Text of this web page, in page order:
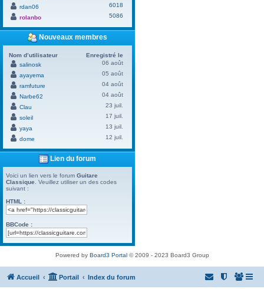
rdan06
6018
rolanbo
5086
Nouveaux membres
Nom d’utilisateur
Enregistré le
salinosk
06 août
ayayema
05 août
ramfuture
04 août
Narbe62
04 août
Clau
23 juil.
soleil
17 juil.
yaya
13 juil.
dome
12 juil.
Lien du forum
Voici un lien vers le forum Guitare
Classique . Veuillez utiliser un des codes
suivant :
HTML :
BBCode :
Powered by Board3 Portal© 2009 - 2023 Board3 Group
Accueil Portail Index du forum